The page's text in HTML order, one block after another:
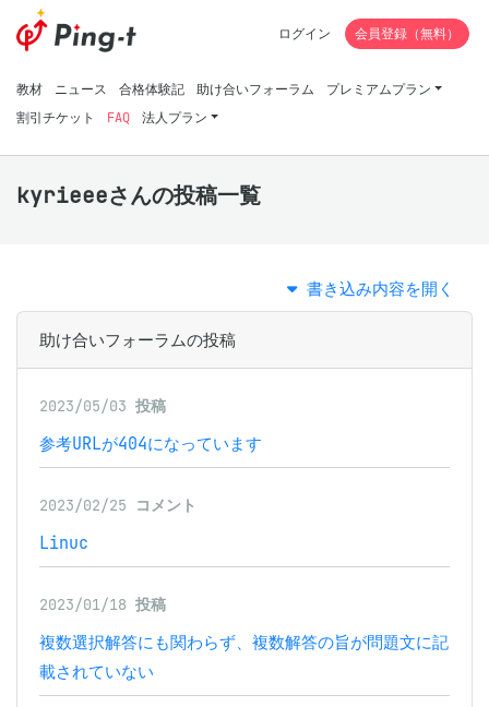
教材 ニュース 合格体験記 助け合いフォーラム
プレミアムプラン
割引チケット
FAQ 法人プラン
ログイン 会員登録（無料）
kyrieeeさんの投稿一覧
書き込み内容を開く
助け合いフォーラムの投稿
2023/05/03 投稿
参考URLが404になっています
2023/02/25 コメント
Linuc
2023/01/18 投稿
複数選択解答にも関わらず、複数解答の旨が問題文に記
載されていない